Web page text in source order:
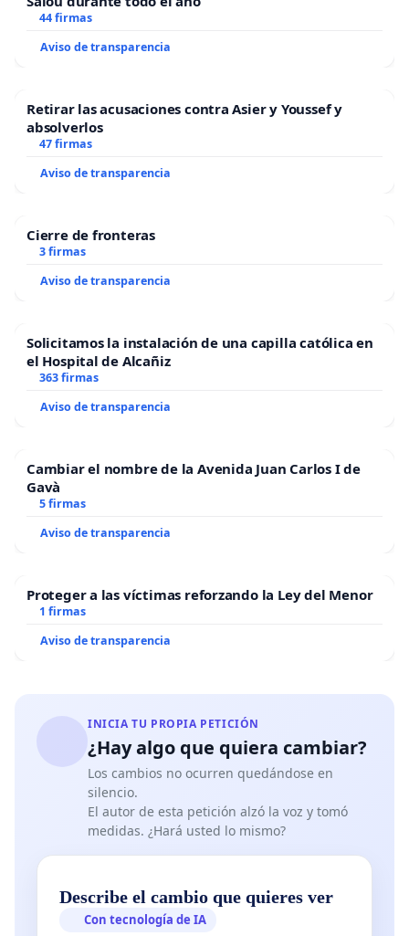
44 firmas
Aviso de transparencia
Retirar las acusaciones contra Asier y Youssef y
absolverlos
47 firmas
Aviso de transparencia
Cierre de fronteras
3 firmas
Aviso de transparencia
Solicitamos la instalación de una capilla católica en
el Hospital de Alcañiz
363 firmas
Aviso de transparencia
Cambiar el nombre de la Avenida Juan Carlos I de
Gavà
5 firmas
Aviso de transparencia
Proteger a las víctimas reforzando la Ley del Menor
1 firmas
Aviso de transparencia
INICIA TU PROPIA PETICIÓN
¿Hay algo que quiera cambiar?
Los cambios no ocurren quedándose en
silencio.
El autor de esta petición alzó la voz y tomó
medidas. ¿Hará usted lo mismo?
Describe el cambio que quieres ver
Con tecnología de IA